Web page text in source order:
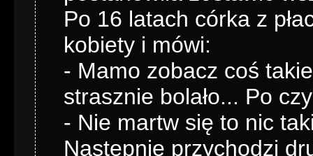
Po 16 latach córka z
kobiety i mówi:
- Mamo zobacz coś
strasznie bolało... Po
- Nie martw się to nic
Następnie przychodzi